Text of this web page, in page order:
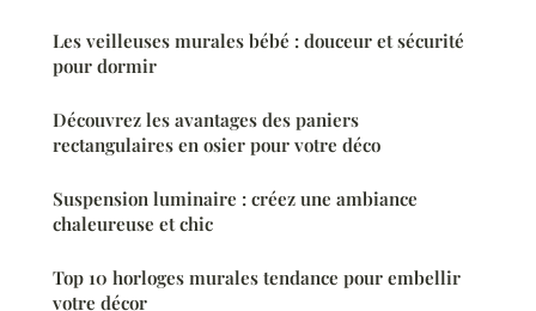
Les veilleuses murales bébé : douceur et sécurité
pour dormir
Découvrez les avantages des paniers
rectangulaires en osier pour votre déco
Suspension luminaire : créez une ambiance
chaleureuse et chic
Top 10 horloges murales tendance pour embellir
votre décor